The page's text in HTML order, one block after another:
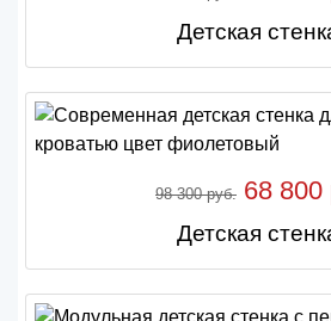
Детская
98 300 руб. 68 800
Детская